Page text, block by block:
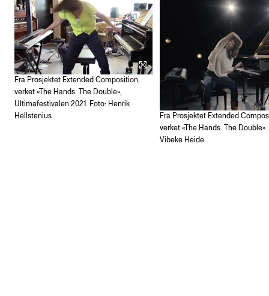
Fra Prosjektet Extended Composition,
verket «The Hands. The Double»,
Ultimafestivalen 2021. Foto: Henrik
Hellstenius
Fra Prosjektet Extended
verket «The Hands. The Double».
Vibeke Heide